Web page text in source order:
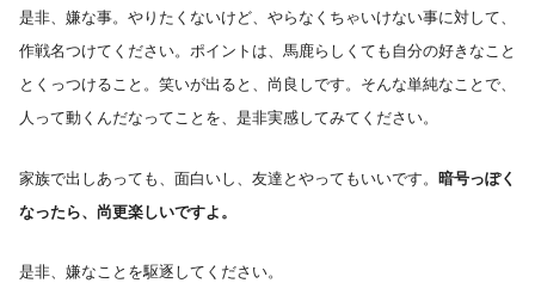
是非、嫌な事。やりたくないけど、やらなくちゃいけない事に対して、
作戦名つけてください。ポイントは、馬鹿らしくても自分の好きなこと
とくっつけること。笑いが出ると、尚良しです。そんな単純なことで、
人って動くんだなってことを、是非実感してみてください。
家族で出しあっても、面白いし、友達とやってもいいです。
暗号っぽく
なったら、尚更楽しいですよ。
是非、嫌なことを駆逐してください。